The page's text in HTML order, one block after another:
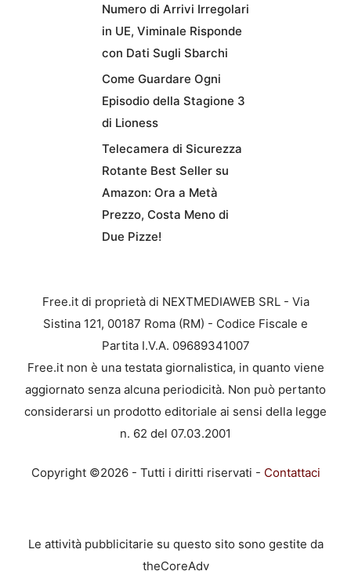
Numero di Arrivi Irregolari
in UE, Viminale Risponde
con Dati Sugli Sbarchi
Come Guardare Ogni
Episodio della Stagione 3
di Lioness
Telecamera di Sicurezza
Rotante Best Seller su
Amazon: Ora a Metà
Prezzo, Costa Meno di
Due Pizze!
Free.it di proprietà di NEXTMEDIAWEB SRL - Via
Sistina 121, 00187 Roma (RM) - Codice Fiscale e
Partita I.V.A. 09689341007
Free.it non è una testata giornalistica, in quanto viene
aggiornato senza alcuna periodicità. Non può pertanto
considerarsi un prodotto editoriale ai sensi della legge
n. 62 del 07.03.2001
Copyright ©2026 - Tutti i diritti riservati - Contattaci
Le attività pubblicitarie su questo sito sono gestite da
theCoreAdv